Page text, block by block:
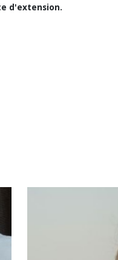
d'extension.